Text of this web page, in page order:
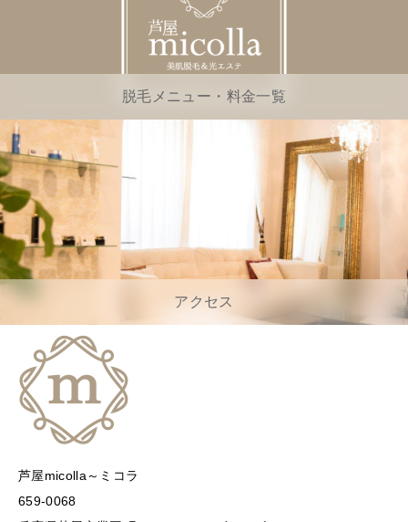
脱毛メニュー・料金一覧
アクセス
芦屋micolla～ミコラ
659-0068